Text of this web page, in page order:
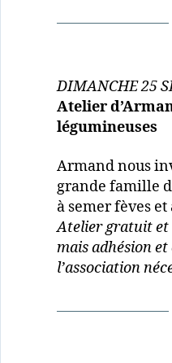
DIMANCHE 25
Atelier
légumineuses
Armand nous
grande famille
à semer fèves
Atelier gratuit et
mais adhésion
l’association